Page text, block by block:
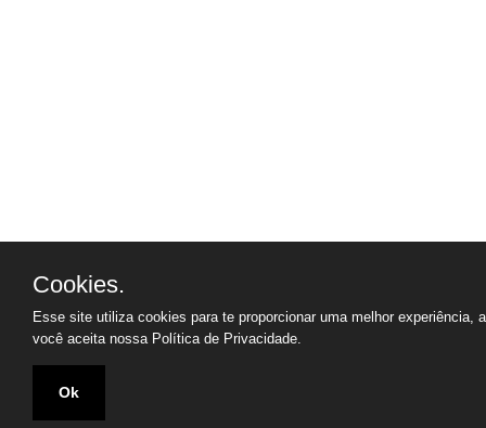
Cookies.
Esse site utiliza cookies para te proporcionar uma melhor experiência,
você aceita nossa Política de Privacidade.
Ok